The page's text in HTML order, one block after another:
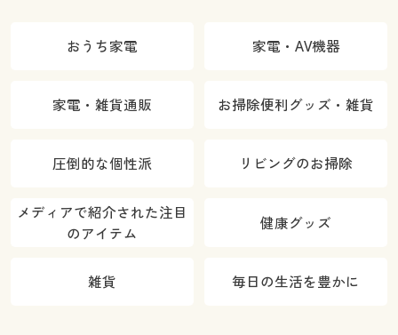
おうち家電 家電・AV機器
家電・雑貨通販 お掃除便利グッズ・雑貨
圧倒的な個性派 リビングのお掃除
メディアで紹介された注目
のアイテム
健康グッズ
雑貨 毎日の生活を豊かに